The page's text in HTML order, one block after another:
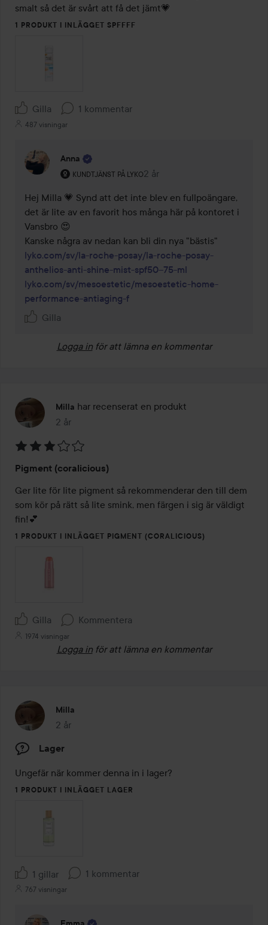
smalt så det är svårt att få det jämt💗
1 PRODUKT I INLÄGGET SPFFFF
Gilla 1 kommentar
487 visningar
Anna
KUNDTJÄNST PÅ LYKO
Användarens roll: Kundtjänst på Lyko.
2 år
Kommentaren lades 2 år
Hej Milla 💗 Synd att det inte blev en fullpoängare,
det är lite av en favorit hos många här på kontoret i
Vansbro 😍
lyko.com/sv/la-roche-posay/la-roche-posay-
anthelios-anti-shine-mist-spf50--75-ml
lyko.com/sv/mesoestetic/mesoestetic-home-
performance-antiaging-f
Gilla
Logga in för att lämna en kommentar
Milla har recenserat en produkt
2 år
Inlägget skapades 2 år
3
av
5
Pigment (coralicious)
Ger lite för lite pigment så rekommenderar den till dem
som kör på rätt så lite smink, men färgen i sig är väldigt
fin!💕
1 PRODUKT I INLÄGGET PIGMENT (CORALICIOUS)
Gilla Kommentera
1974 visningar
Logga in för att lämna en kommentar
Milla
2 år
Inlägget skapades 2 år
Lager
1 PRODUKT I INLÄGGET LAGER
1 gillar 1 kommentar
767 visningar